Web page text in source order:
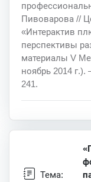
Пивоварова //
«Интерактив
перспективы
материалы V
ноябрь 2014 г.).
241.
Тема: